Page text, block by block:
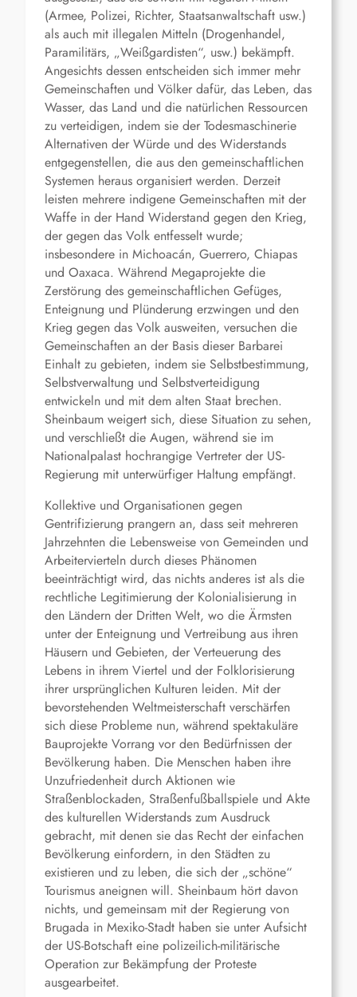
(Armee, Polizei, Richter, Staatsanwaltschaft usw.)
als auch mit illegalen Mitteln (Drogenhandel,
Paramilitärs, „Weißgardisten“, usw.) bekämpft.
Angesichts dessen entscheiden sich immer mehr
Gemeinschaften und Völker dafür, das Leben, das
Wasser, das Land und die natürlichen Ressourcen
zu verteidigen, indem sie der Todesmaschinerie
Alternativen der Würde und des Widerstands
entgegenstellen, die aus den gemeinschaftlichen
Systemen heraus organisiert werden. Derzeit
leisten mehrere indigene Gemeinschaften mit der
Waffe in der Hand Widerstand gegen den Krieg,
der gegen das Volk entfesselt wurde;
insbesondere in Michoacán, Guerrero, Chiapas
und Oaxaca. Während Megaprojekte die
Zerstörung des gemeinschaftlichen Gefüges,
Enteignung und Plünderung erzwingen und den
Krieg gegen das Volk ausweiten, versuchen die
Gemeinschaften an der Basis dieser Barbarei
Einhalt zu gebieten, indem sie Selbstbestimmung,
Selbstverwaltung und Selbstverteidigung
entwickeln und mit dem alten Staat brechen.
Sheinbaum weigert sich, diese Situation zu sehen,
und verschließt die Augen, während sie im
Nationalpalast hochrangige Vertreter der US-
Regierung mit unterwürfiger Haltung empfängt.
Kollektive und Organisationen gegen
Gentrifizierung prangern an, dass seit mehreren
Jahrzehnten die Lebensweise von Gemeinden und
Arbeitervierteln durch dieses Phänomen
beeinträchtigt wird, das nichts anderes ist als die
rechtliche Legitimierung der Kolonialisierung in
den Ländern der Dritten Welt, wo die Ärmsten
unter der Enteignung und Vertreibung aus ihren
Häusern und Gebieten, der Verteuerung des
Lebens in ihrem Viertel und der Folklorisierung
ihrer ursprünglichen Kulturen leiden. Mit der
bevorstehenden Weltmeisterschaft verschärfen
sich diese Probleme nun, während spektakuläre
Bauprojekte Vorrang vor den Bedürfnissen der
Bevölkerung haben. Die Menschen haben ihre
Unzufriedenheit durch Aktionen wie
Straßenblockaden, Straßenfußballspiele und Akte
des kulturellen Widerstands zum Ausdruck
gebracht, mit denen sie das Recht der einfachen
Bevölkerung einfordern, in den Städten zu
existieren und zu leben, die sich der „schöne“
Tourismus aneignen will. Sheinbaum hört davon
nichts, und gemeinsam mit der Regierung von
Brugada in Mexiko-Stadt haben sie unter Aufsicht
der US-Botschaft eine polizeilich-militärische
Operation zur Bekämpfung der Proteste
ausgearbeitet.